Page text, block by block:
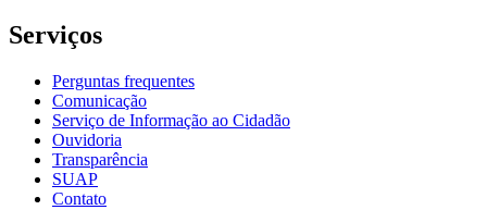
Serviços
Perguntas frequentes
Comunicação
Serviço de Informação ao Cidadão
Ouvidoria
Transparência
SUAP
Contato